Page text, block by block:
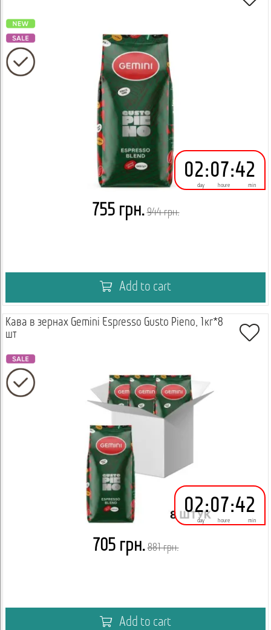
02
day
:07
houre
:42
min
755 грн. 944 грн.
Add to cart
Кава в зернах Gemini Espresso Gusto Pieno, 1кг*8
шт
02
day
:07
houre
:42
min
705 грн. 881 грн.
Add to cart